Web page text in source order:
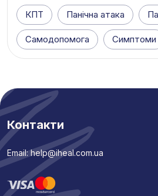
КПТ Панічна атака
Самодопомога Симптоми
Контакти
Email: help@iheal.com.ua